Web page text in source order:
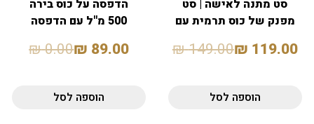
סט מתנה לאישה | סט
מפנק של כוס תרמית עם
119.00
₪
149.00
₪
הוספה לסל
הדפסה על כוס בירה
500 מ"ל עם הדפסה
89.00
₪
0.00
₪
הוספה לסל